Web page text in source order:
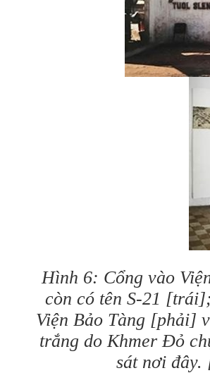
Hình 6: Cổng vào
còn có tên S-21
Viện Bảo Tàng [phải]
trắng do Khmer Đỏ
sát nơi đây.